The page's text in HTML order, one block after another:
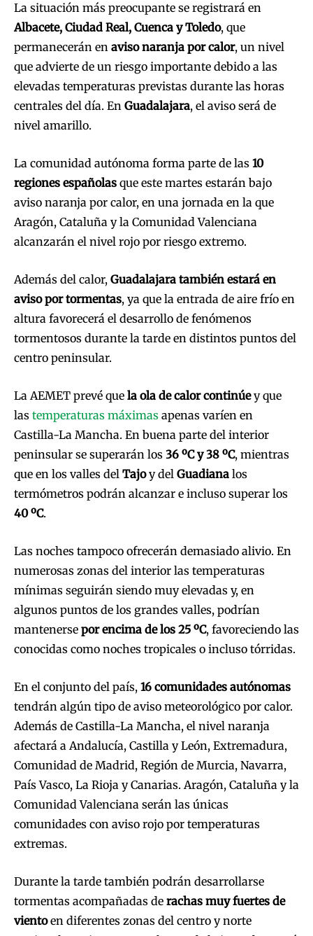
La situación más preocupante se registrará en
Albacete, Ciudad Real, Cuenca y Toledo, que
permanecerán en aviso naranja por calor, un nivel
que advierte de un riesgo importante debido a las
elevadas temperaturas previstas durante las horas
centrales del día. En Guadalajara, el aviso será de
nivel amarillo.
La comunidad autónoma forma parte de las 10
regiones españolas que este martes estarán bajo
aviso naranja por calor, en una jornada en la que
Aragón, Cataluña y la Comunidad Valenciana
alcanzarán el nivel rojo por riesgo extremo.
Además del calor, Guadalajara también estará en
aviso por tormentas, ya que la entrada de aire frío en
altura favorecerá el desarrollo de fenómenos
tormentosos durante la tarde en distintos puntos del
centro peninsular.
La AEMET prevé que la ola de calor continúey que
las temperaturas máximas apenas varíen en
Castilla-La Mancha. En buena parte del interior
peninsular se superarán los 36 ºC y 38 ºC, mientras
que en los valles del Tajoy del Guadiana los
termómetros podrán alcanzar e incluso superar los
40 ºC.
Las noches tampoco ofrecerán demasiado alivio. En
numerosas zonas del interior las temperaturas
mínimas seguirán siendo muy elevadas y, en
algunos puntos de los grandes valles, podrían
mantenerse por encima de los 25 ºC, favoreciendo las
conocidas como noches tropicales o incluso tórridas.
En el conjunto del país, 16 comunidades autónomas
tendrán algún tipo de aviso meteorológico por calor.
Además de Castilla-La Mancha, el nivel naranja
afectará a Andalucía, Castilla y León, Extremadura,
Comunidad de Madrid, Región de Murcia, Navarra,
País Vasco, La Rioja y Canarias. Aragón, Cataluña y la
Comunidad Valenciana serán las únicas
comunidades con aviso rojo por temperaturas
extremas.
Durante la tarde también podrán desarrollarse
tormentas acompañadas de rachas muy fuertes de
vientoen diferentes zonas del centro y norte